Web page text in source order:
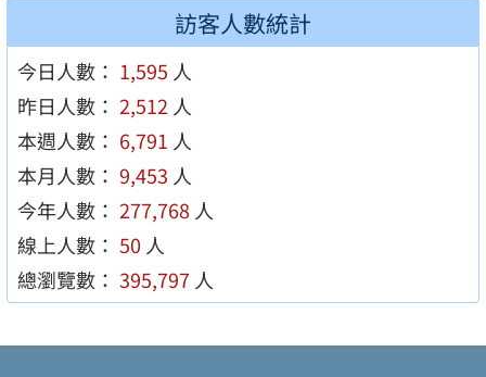
訪客人數統計
今日人數： 1,595 人
昨日人數： 2,512 人
本週人數： 6,791 人
本月人數： 9,453 人
今年人數： 277,768 人
線上人數： 50 人
總瀏覽數： 395,797 人